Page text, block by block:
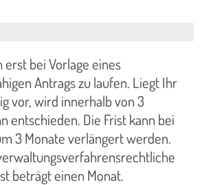
erst bei Vorlage eines
Antrags zu laufen. Liegt Ihr
vor, wird innerhalb von 3
entschieden. Die Frist kann bei
3 Monate verlängert werden.
beträgt einen Monat.